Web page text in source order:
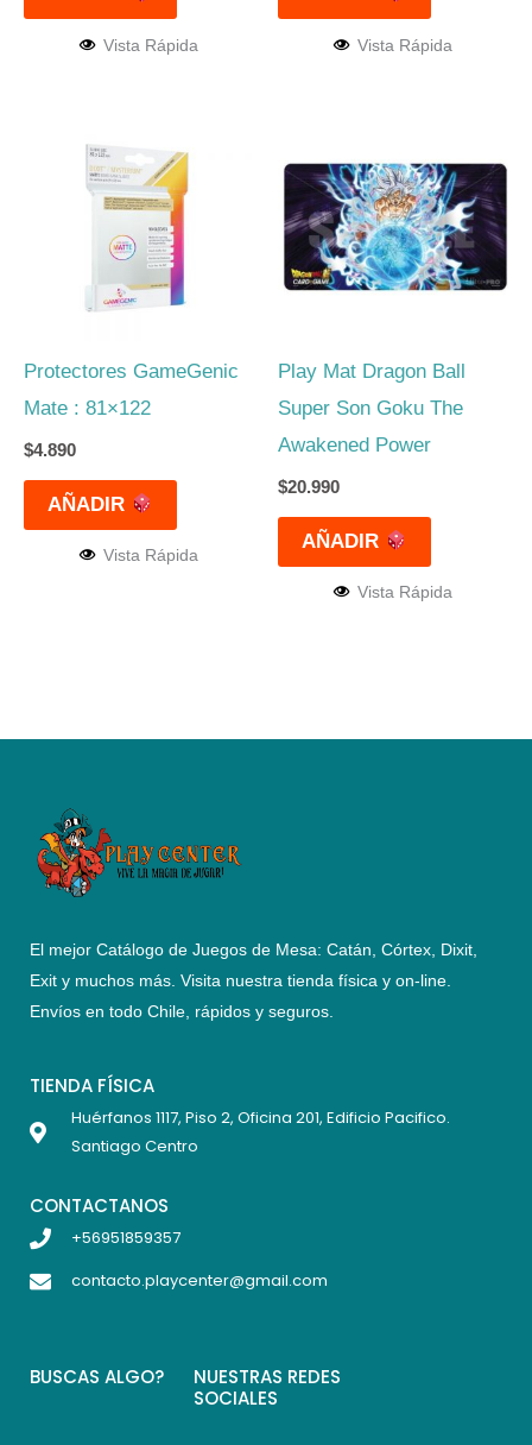
Vista Rápida Vista Rápida
Protectores GameGenic
Mate : 81×122
$4.890
AÑADIR
Vista Rápida
Play Mat Dragon Ball
Super Son Goku The
Awakened Power
$20.990
AÑADIR
Vista Rápida
El mejor Catálogo de Juegos de Mesa: Catán, Córtex, Dixit,
Exit y muchos más. Visita nuestra tienda física y on-line.
Envíos en todo Chile, rápidos y seguros
TIENDA FÍSICA
Huérfanos 1117, Piso 2, Oficina 201, Edificio Pacifico.
Santiago Centro
CONTACTANOS
+56951859357
contacto.playcenter@gmail.com
BUSCAS ALGO?
NUESTRAS REDES
SOCIALES